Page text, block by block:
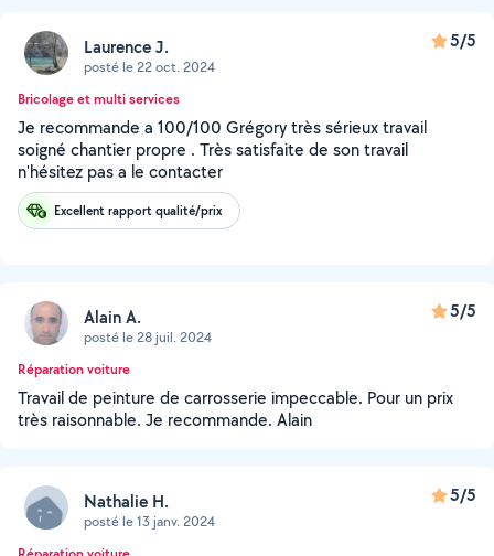
Laurence J.
posté le 22 oct. 2024
5/5
Bricolage et multi services
Je recommande a 100/100 Grégory très sérieux travail
soigné chantier propre . Très satisfaite de son travail
n'hésitez pas a le contacter
Excellent rapport qualité/prix
Alain A.
posté le 28 juil. 2024
5/5
Réparation voiture
Travail de peinture de carrosserie impeccable. Pour un prix
très raisonnable. Je recommande. Alain
Nathalie H.
posté le 13 janv. 2024
5/5